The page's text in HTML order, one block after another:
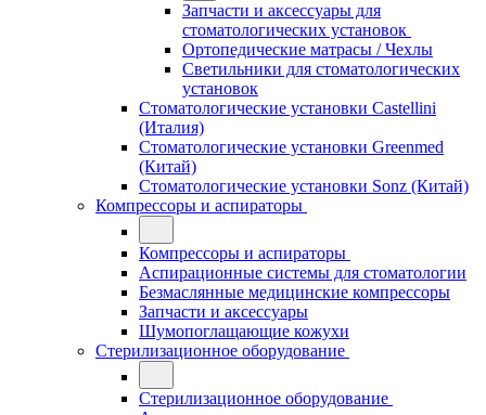
Запчасти и аксессуары для
стоматологических установок
Ортопедические матрасы / Чехлы
Светильники для стоматологических
установок
Стоматологические установки Castellini
(Италия)
Стоматологические установки Greenmed
(Китай)
Стоматологические установки Sonz (Китай)
Компрессоры и аспираторы
Компрессоры и аспираторы
Аспирационные системы для стоматологии
Безмаслянные медицинские компрессоры
Запчасти и аксессуары
Шумопоглащающие кожухи
Стерилизационное оборудование
Стерилизационное оборудование